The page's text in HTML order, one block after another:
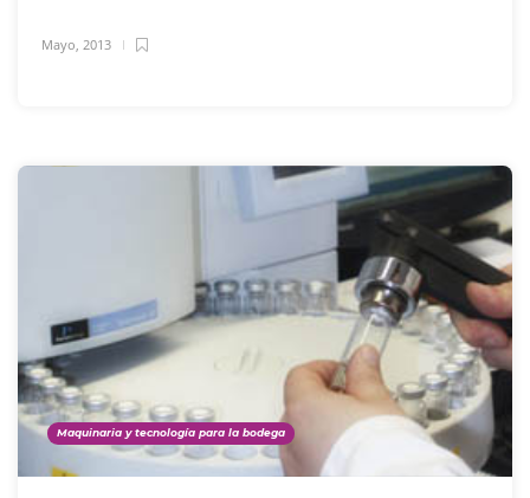
Mayo, 2013
Maquinaria y tecnología para la bodega